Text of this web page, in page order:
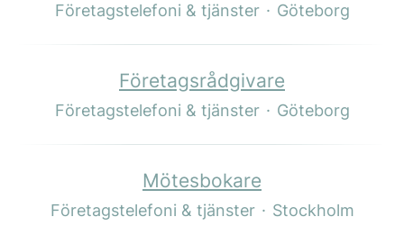
Företagstelefoni & tjänster · Göteborg
Företagsrådgivare
Företagstelefoni & tjänster · Göteborg
Mötesbokare
Företagstelefoni & tjänster · Stockholm